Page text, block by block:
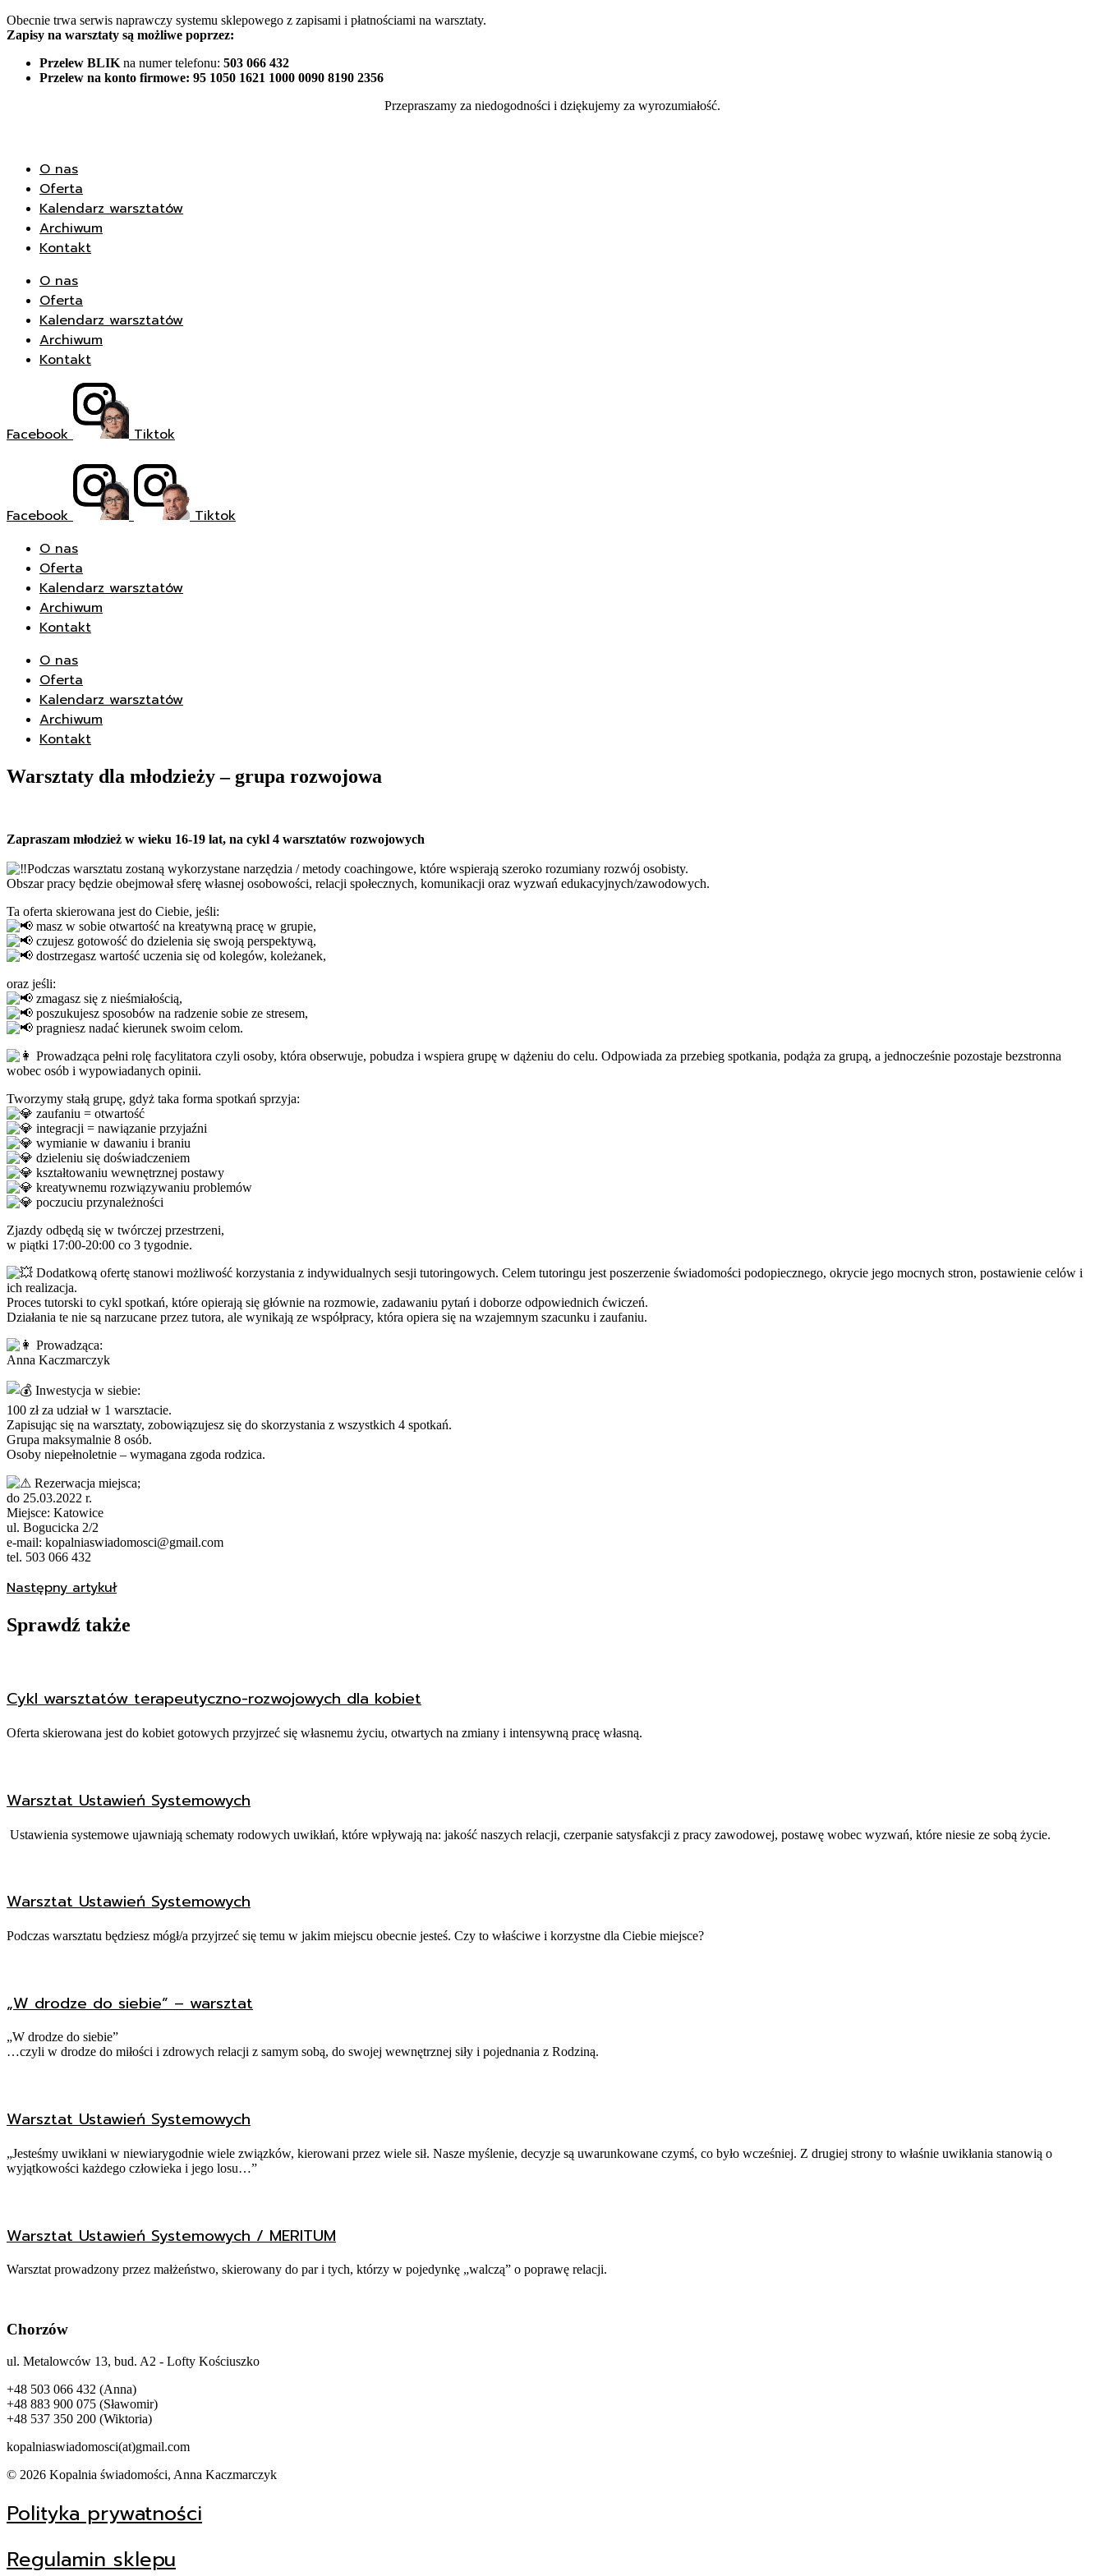
Przejdź
do
treści
Obecnie trwa serwis naprawczy systemu sklepowego z zapisami i płatnościami na warsztaty.
Zapisy na warsztaty są możliwe poprzez:
Przelew BLIK na numer telefonu: 503 066 432
Przelew na konto firmowe: 95 1050 1621 1000 0090 8190 2356
Przepraszamy za niedogodności i dziękujemy za wyrozumiałość.
O nas
Oferta
Kalendarz warsztatów
Archiwum
Kontakt
O nas
Oferta
Kalendarz warsztatów
Archiwum
Kontakt
Facebook Tiktok
Facebook
Tiktok
O nas
Oferta
Kalendarz warsztatów
Archiwum
Kontakt
O nas
Oferta
Kalendarz warsztatów
Archiwum
Kontakt
Warsztaty dla młodzieży – grupa rozwojowa
Zapraszam młodzież w wieku 16-19 lat, na cykl 4 warsztatów rozwojowych
Podczas warsztatu zostaną wykorzystane narzędzia / metody coachingowe, które wspierają szeroko rozumiany rozwój osobisty.
Obszar pracy będzie obejmował sferę własnej osobowości, relacji społecznych, komunikacji oraz wyzwań edukacyjnych/zawodowych.
Ta oferta skierowana jest do Ciebie, jeśli:
masz w sobie otwartość na kreatywną pracę w grupie,
czujesz gotowość do dzielenia się swoją perspektywą,
dostrzegasz wartość uczenia się od kolegów, koleżanek,
oraz jeśli:
zmagasz się z nieśmiałością,
poszukujesz sposobów na radzenie sobie ze stresem,
pragniesz nadać kierunek swoim celom.
Prowadząca pełni rolę facylitatora czyli osoby, która obserwuje, pobudza i wspiera grupę w dążeniu do celu. Odpowiada za przebieg spotkania, podąża za grupą, a jednocześnie pozostaje bezstronna
wobec osób i wypowiadanych opinii.
Tworzymy stałą grupę, gdyż taka forma spotkań sprzyja:
zaufaniu = otwartość
integracji = nawiązanie przyjaźni
wymianie w dawaniu i braniu
dzieleniu się doświadczeniem
kształtowaniu wewnętrznej postawy
kreatywnemu rozwiązywaniu problemów
poczuciu przynależności
Zjazdy odbędą się w twórczej przestrzeni,
w piątki 17:00-20:00 co 3 tygodnie.
Dodatkową ofertę stanowi możliwość korzystania z indywidualnych sesji tutoringowych. Celem tutoringu jest poszerzenie świadomości podopiecznego, okrycie jego mocnych stron, postawienie celów i
ich realizacja.
Proces tutorski to cykl spotkań, które opierają się głównie na rozmowie, zadawaniu pytań i doborze odpowiednich ćwiczeń.
Działania te nie są narzucane przez tutora, ale wynikają ze współpracy, która opiera się na wzajemnym szacunku i zaufaniu.
Prowadząca:
Anna Kaczmarczyk
Inwestycja w siebie:
100 zł za udział w 1 warsztacie.
Zapisując się na warsztaty, zobowiązujesz się do skorzystania z wszystkich 4 spotkań.
Grupa maksymalnie 8 osób.
Osoby niepełnoletnie – wymagana zgoda rodzica.
Rezerwacja miejsca;
do 25.03.2022 r.
Miejsce: Katowice
ul. Bogucicka 2/2
e-mail: kopalniaswiadomosci@gmail.com
tel. 503 066 432
Następny artykuł
Sprawdź także
Cykl warsztatów terapeutyczno-rozwojowych dla kobiet
Oferta skierowana jest do kobiet gotowych przyjrzeć się własnemu życiu, otwartych na zmiany i intensywną pracę własną.
Warsztat Ustawień Systemowych
Ustawienia systemowe ujawniają schematy rodowych uwikłań, które wpływają na: jakość naszych relacji, czerpanie satysfakcji z pracy zawodowej, postawę wobec wyzwań, które niesie ze sobą życie.
Warsztat Ustawień Systemowych
Podczas warsztatu będziesz mógł/a przyjrzeć się temu w jakim miejscu obecnie jesteś. Czy to właściwe i korzystne dla Ciebie miejsce?
„W drodze do siebie” – warsztat
„W drodze do siebie”
…czyli w drodze do miłości i zdrowych relacji z samym sobą, do swojej wewnętrznej siły i pojednania z Rodziną.
Warsztat Ustawień Systemowych
„Jesteśmy uwikłani w niewiarygodnie wiele związków, kierowani przez wiele sił. Nasze myślenie, decyzje są uwarunkowane czymś, co było wcześniej. Z drugiej strony to właśnie uwikłania stanowią o
wyjątkowości każdego człowieka i jego losu…”
Warsztat Ustawień Systemowych / MERITUM
Warsztat prowadzony przez małżeństwo, skierowany do par i tych, którzy w pojedynkę „walczą” o poprawę relacji.
Chorzów
ul. Metalowców 13, bud. A2 - Lofty Kościuszko
+48 503 066 432 (Anna)
+48 883 900 075 (Sławomir)
+48 537 350 200 (Wiktoria)
kopalniaswiadomosci(at)gmail.com
© 2026 Kopalnia świadomości, Anna Kaczmarczyk
Polityka prywatności
Regulamin sklepu